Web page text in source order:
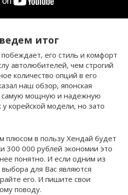
итог
его стиль и комфорт
автолюбителей, чем строгий
количество опций в его
наш обзор, японская
самую мощную и надежную
у корейской модели, но зато
плюсом в пользу Хендай будет
300 000 рублей экономии это
понятно. И если одним из
для Вас являются
его. И пишите свои
поводу.